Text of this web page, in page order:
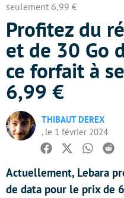
seulement 6,99 €
Profitez du
et de 30 Go
ce forfait à
6,99 €
THIBAUT DEREX
, le 1 février 2024
Facebook
TwitterWhatsapp
Actuellement, Lebara
de data pour le prix de